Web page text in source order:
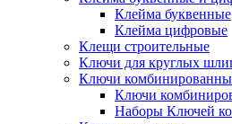
Клейма буквенные
Клейма цифровые
Клещи строительные
Ключи для круглых
Ключи
Ключи
Наборы Ключей